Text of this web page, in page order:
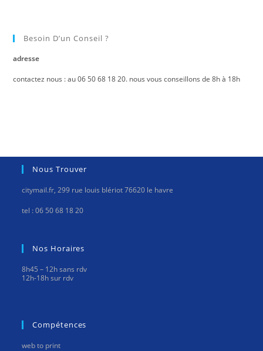
Besoin D’un Conseil ?
adresse
contactez nous : au 06 50 68 18 20. nous vous conseillons de 8h à 18h
Nous Trouver
citymail.fr, 299 rue louis blériot 76620 le havre
tel : 06 50 68 18 20
Nos Horaires
8h45 – 12h sans rdv
12h-18h sur rdv
Compétences
web to print